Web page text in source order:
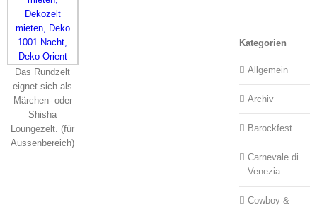
Das Rundzelt
eignet sich als
Märchen- oder
Shisha
Loungezelt. (für
Aussenbereich)
Kategorien
Allgemein
Archiv
Barockfest
Carnevale di
Venezia
Cowboy &